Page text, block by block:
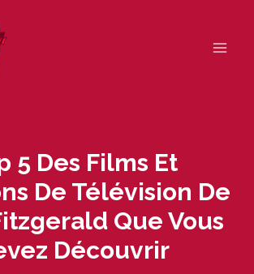
5 Des Films Et
De Télévision De
Que Vous
Découvrir